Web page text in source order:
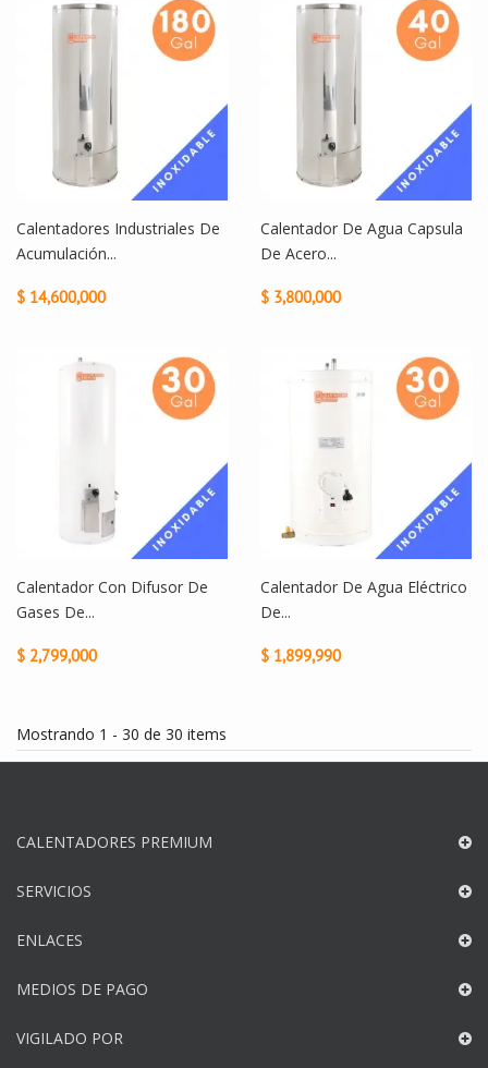
Calentadores Industriales De
Acumulación...
$ 14,600,000
Calentador De Agua Capsula
De Acero...
$ 3,800,000
Calentador Con Difusor De
Gases De...
$ 2,799,000
Calentador De Agua Eléctrico
De...
$ 1,899,990
Mostrando 1 - 30 de 30 items
CALENTADORES PREMIUM
SERVICIOS
ENLACES
MEDIOS DE PAGO
VIGILADO POR